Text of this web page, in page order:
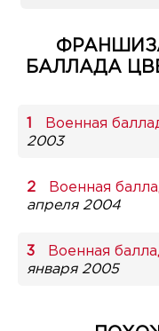
БАЛЛАДА
Военная
2003
Военная
апреля 2004
Военная
января 2005